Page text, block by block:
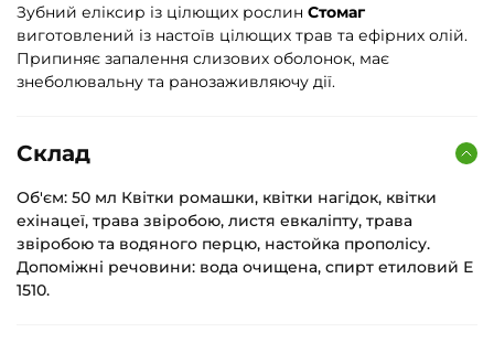
Зубний еліксир із цілющих рослин Стомаг
виготовлений із настоїв цілющих трав та ефірних олій.
Припиняє запалення слизових оболонок, має
знеболювальну та ранозаживляючу дії.
Склад
Об'єм: 50 мл Квітки ромашки, квітки нагідок, квітки
ехінацеї, трава звіробою, листя евкаліпту, трава
звіробою та водяного перцю, настойка прополісу.
Допоміжні речовини: вода очищена, спирт етиловий Е
1510.